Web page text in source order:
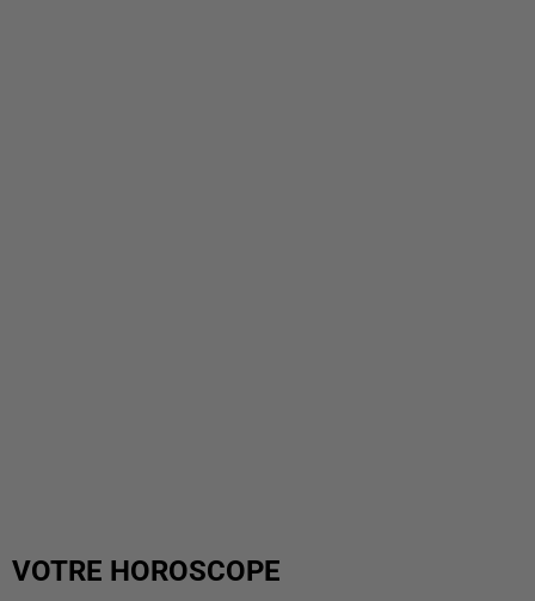
VOTRE HOROSCOPE